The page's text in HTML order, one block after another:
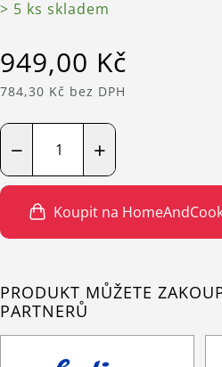
> 5 ks skladem
949,00 Kč
784,30 Kč bez DPH
+
−
Koupit na
PRODUKT MŮŽETE
PARTNERŮ